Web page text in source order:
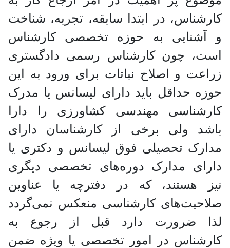
در ابتدا سابقه، تجربه، شناخت
به حوزه تخصصی کارشناس
چون کارشناس رسمی دادگستری
و اصلاح نباتات برای ورود به این
حداقل باید دارای لیسانس یا مدرک
مهندسی کشاورزی را دارا
ولی برخی از کارشناسان دارای
تحصیلی فوق لیسانس و دکتری یا
مدارک دوره‌های تخصصی دیگری
هستند، که در دفترچه یا عناوین
کارشناسی منعکس نمی‌گردد
ضرورت دارد قبل از رجوع به
در امور تخصصی یا ویژه ضمن